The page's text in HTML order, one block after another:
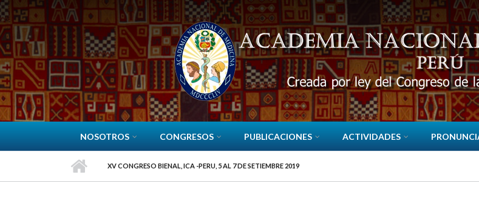
Pasar al contenido principal
NOSOTROS CONGRESOS PUBLICACIONES ACTIVIDADES
XV CONGRESO BIENAL, ICA -PERU, 5 AL 7 DE SETIEMBRE 2019